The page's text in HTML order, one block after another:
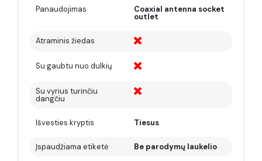
Panaudojimas Coaxial antenna socket
outlet
Atraminis žiedas
Su gaubtu nuo dulkių
Su vyrius turinčiu
dangčiu
Išvesties kryptis Tiesus
Įspaudžiama etiketė Be parodymų laukelio